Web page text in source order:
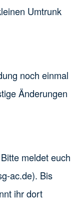
Umtrunk
noch einmal
Änderungen
meldet euch
ac.de). Bis
ihr dort